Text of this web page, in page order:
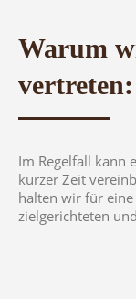
Warum
vertreten:
Im Regelfall kann
kurzer Zeit
halten wir für
zielgerichteten